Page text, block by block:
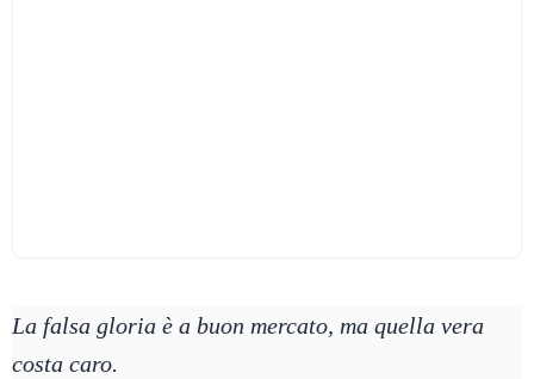
La falsa gloria è a buon mercato, ma quella vera
costa caro.